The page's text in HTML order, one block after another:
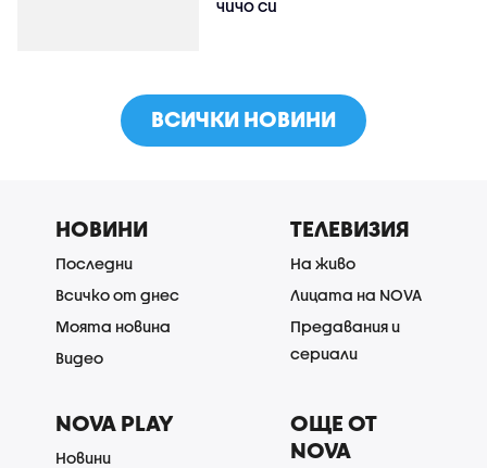
чичо си
ВСИЧКИ НОВИНИ
НОВИНИ
Последни
Всичко от днес
Моята новина
Видео
ТЕЛЕВИЗИЯ
На живо
Лицата на NOVA
Предавания и
сериали
NOVA PLAY
Новини
ОЩЕ ОТ
NOVA